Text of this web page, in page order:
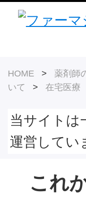
HOME > 薬剤師
いて > 在宅医療
当サイトは
運営してい
これ